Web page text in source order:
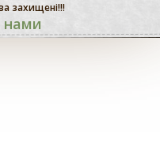
захищені!!!
нами